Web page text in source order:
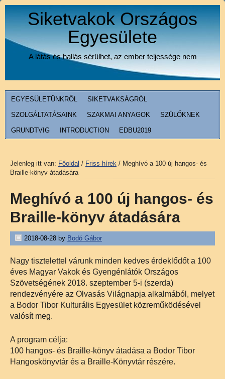
Siketvakok Országos
Egyesülete
A látás és hallás sérülhet, az ember teljessége nem
EGYESÜLETÜNKRŐL SIKETVAKSÁGRÓL
SZOLGÁLTATÁSAINK SZAKMAI ANYAGOK SZÜLŐKNEK
GRUNDTVIG INTRODUCTION EDBU2019
Jelenleg itt van: Főoldal / Friss hírek / Meghívó a 100 új hangos- és
Braille-könyv átadására
Meghívó a 100 új hangos- és
Braille-könyv átadására
2018-08-28 by Bodó Gábor
Nagy tisztelettel várunk minden kedves érdeklődőt a 100
éves Magyar Vakok és Gyengénlátók Országos
Szövetségének 2018. szeptember 5-i (szerda)
rendezvényére az Olvasás Világnapja alkalmából, melyet
a Bodor Tibor Kulturális Egyesület közreműködésével
valósít meg.
A program célja:
100 hangos- és Braille-könyv átadása a Bodor Tibor
Hangoskönyvtár és a Braille-Könyvtár részére.